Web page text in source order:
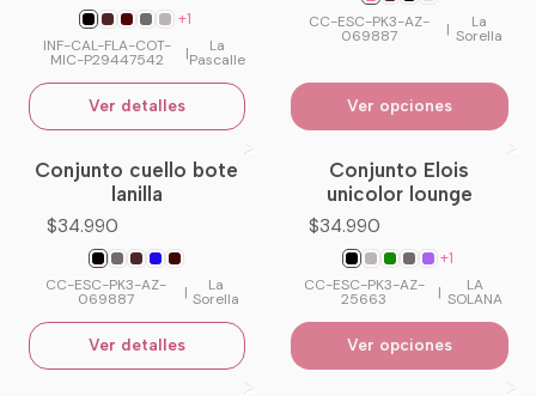
+1
INF-CAL-FLA-COT-
MIC-P29447542 | La
Pascalle
Ver detalles
CC-ESC-PK3-AZ-
069887 | La
Sorella
Ver opciones
No disponible
Conjunto cuello bote
lanilla
$34.990
CC-ESC-PK3-AZ-
069887 | La
Sorella
Ver detalles
Conjunto Elois
unicolor lounge
$34.990
+1
CC-ESC-PK3-AZ-
25663 | LA
SOLANA
Ver opciones